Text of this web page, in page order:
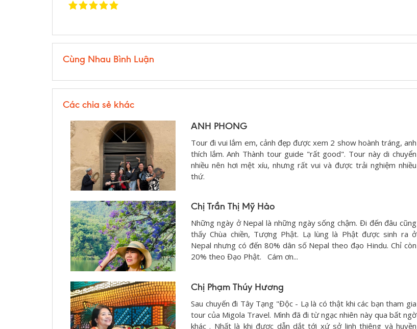
Cùng Nhau Bình Luận
Các chia sẻ khác
ANH PHONG
Tour đi vui lắm em, cảnh đẹp được xem 2 show hoành tráng, anh
thích lắm. Anh Thành tour guide "rất good". Tour này di chuyển
nhiều nên hơi mệt xíu, nhưng rất vui và được trải nghiệm nhiều
thứ.
Chị Trần Thị Mỹ Hảo
Những ngày ở Nepal là những ngày sống chậm. Đi đến đâu cũng
thấy Chùa chiền, Tượng Phật. Lạ lùng là Phật được sinh ra ở
Nepal nhưng có đến 80% dân số Nepal theo đạo Hindu. Chỉ còn
20% theo Đạo Phật. Cám ơn...
Chị Phạm Thúy Hương
Sau chuyến đi Tây Tạng "Độc - Lạ là có thật khi các bạn tham gia
tour của Migola Travel. Mình đã đi từ ngạc nhiên này qua bất ngờ
khác . Nhất là khi được dẫn dắt tới xứ sở linh thiêng và huyền